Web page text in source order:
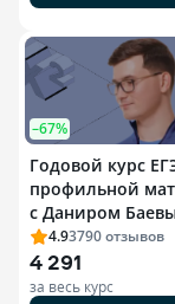
–67%
Годовой курс
профильной
с Даниром
класс)
4.93790отзывов
4 291
за весь курс